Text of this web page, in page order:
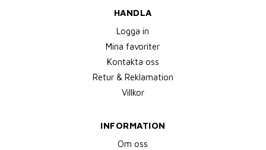
HANDLA
Logga in
Mina favoriter
Kontakta oss
Retur & Reklamation
Villkor
INFORMATION
Om oss